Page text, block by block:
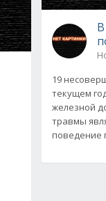
19
текущем
железной
травмы
поведение